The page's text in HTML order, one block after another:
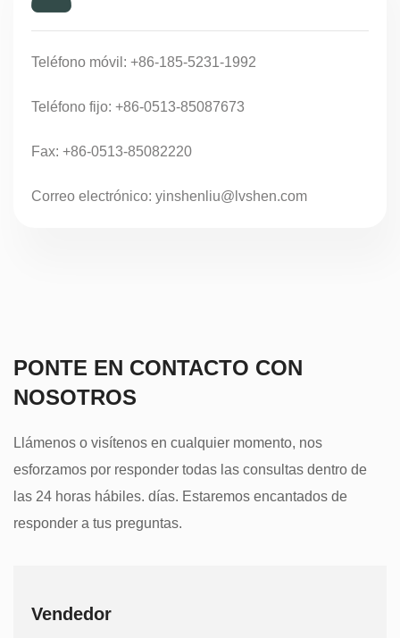
Teléfono móvil: +86-185-5231-1992
Teléfono fijo: +86-0513-85087673
Fax: +86-0513-85082220
Correo electrónico: yinshenliu@lvshen.com
PONTE EN CONTACTO CON
NOSOTROS
Llámenos o visítenos en cualquier momento, nos
esforzamos por responder todas las consultas dentro de
las 24 horas hábiles. días. Estaremos encantados de
responder a tus preguntas.
Vendedor